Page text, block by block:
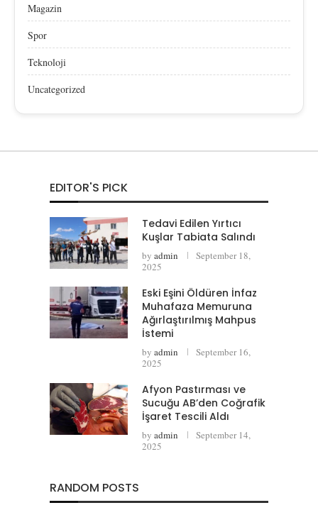
Magazin
Spor
Teknoloji
Uncategorized
EDITOR'S PICK
Tedavi Edilen Yırtıcı
Kuşlar Tabiata Salındı
by admin
September 18,
2025
Eski Eşini Öldüren İnfaz
Muhafaza Memuruna
Ağırlaştırılmış Mahpus
İstemi
by admin
September 16,
2025
Afyon Pastırması ve
Sucuğu AB’den Coğrafik
İşaret Tescili Aldı
by admin
September 14,
2025
RANDOM POSTS